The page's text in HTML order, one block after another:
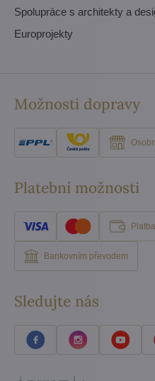
Spolupráce s architekty a
Europrojekty
Možnosti dopravy
Platební možnosti
Bankovním převodem
Sledujte nás